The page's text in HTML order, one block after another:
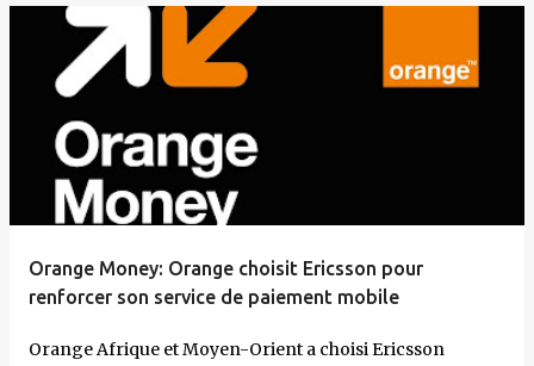
Orange Money: Orange choisit Ericsson pour
renforcer son service de paiement mobile
Orange Afrique et Moyen-Orient a choisi Ericsson